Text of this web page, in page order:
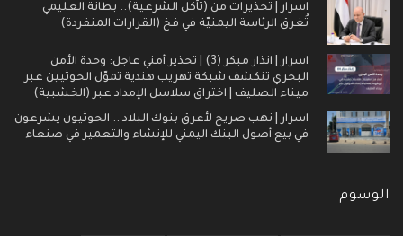
اسرار | تحذيرات من (تآكل الشرعية).. بطانة العليمي
تُغرق الرئاسة اليمنيّة في فخ (القرارات المنفردة)
اسرار | انذار مبكر (3) | تحذير أمني عاجل: وحدة الأمن
البحري تنكشف شبكة تهريب هندية تموّل الحوثيين عبر
ميناء الصليف | اختراق سلاسل الإمداد عبر (الخشبية)
اسرار | نهب صريح لأعرق بنوك البلاد .. الحوثيون يشرعون
في بيع أصول البنك اليمني للإنشاء والتعمير في صنعاء
الوسوم